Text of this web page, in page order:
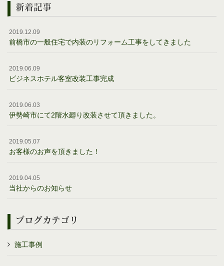
新着記事
2019.12.09
前橋市の一般住宅で内装のリフォーム工事をしてきました
2019.06.09
ビジネスホテル客室改装工事完成
2019.06.03
伊勢崎市にて2階水廻り改装させて頂きました。
2019.05.07
お客様のお声を頂きました！
2019.04.05
当社からのお知らせ
ブログカテゴリ
施工事例